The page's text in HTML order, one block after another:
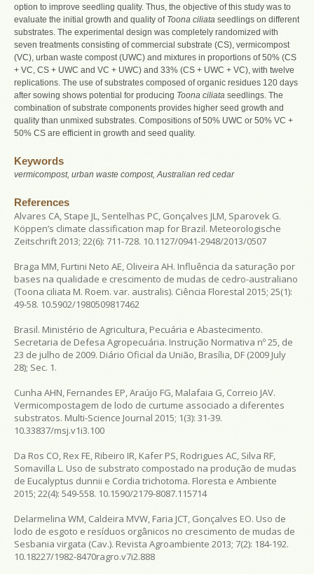
option to improve seedling quality. Thus, the objective of this study was to
evaluate the initial growth and quality of Toona ciliata seedlings on different
substrates. The experimental design was completely randomized with
seven treatments consisting of commercial substrate (CS), vermicompost
(VC), urban waste compost (UWC) and mixtures in proportions of 50% (CS
+ VC, CS + UWC and VC + UWC) and 33% (CS + UWC + VC), with twelve
replications. The use of substrates composed of organic residues 120 days
after sowing shows potential for producing Toona ciliata seedlings. The
combination of substrate components provides higher seed growth and
quality than unmixed substrates. Compositions of 50% UWC or 50% VC +
50% CS are efficient in growth and seed quality.
Keywords
vermicompost, urban waste compost, Australian red cedar
References
Alvares CA, Stape JL, Sentelhas PC, Gonçalves JLM, Sparovek G.
Köppen’s climate classification map for Brazil. Meteorologische
Zeitschrift2013; 22(6): 711-728. 10.1127/0941-2948/2013/0507
Braga MM, Furtini Neto AE, Oliveira AH. Influência da saturação por
bases na qualidade e crescimento de mudas de cedro-australiano
(Toona ciliata M. Roem. var. australis). Ciência Florestal 2015; 25(1):
49-58. 10.5902/1980509817462
Brasil. Ministério de Agricultura, Pecuária e Abastecimento.
Secretaria de Defesa Agropecuária. Instrução Normativa nº 25, de
23 de julho de 2009. Diário Oficial da União, Brasília, DF (2009 July
28); Sec. 1.
Cunha AHN, Fernandes EP, Araújo FG, Malafaia G, Correio JAV.
Vermicompostagem de lodo de curtume associado a diferentes
substratos. Multi-Science Journal 2015; 1(3): 31-39.
10.33837/msj.v1i3.100
Da Ros CO, Rex FE, Ribeiro IR, Kafer PS, Rodrigues AC, Silva RF,
Somavilla L. Uso de substrato compostado na produção de mudas
de Eucalyptus dunnii e Cordia trichotoma. Floresta e Ambiente
2015; 22(4): 549-558. 10.1590/2179-8087.115714
Delarmelina WM, Caldeira MVW, Faria JCT, Gonçalves EO. Uso de
lodo de esgoto e resíduos orgânicos no crescimento de mudas de
Sesbania virgata (Cav.). Revista Agroambiente 2013; 7(2): 184-192.
10.18227/1982-8470ragro.v7i2.888